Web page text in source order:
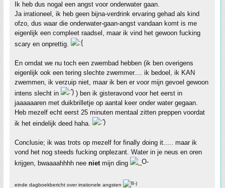
Ik heb dus nogal een angst voor onderwater gaan.
Ja irrationeel, ik heb geen bijna-verdrink ervaring gehad als kind
ofzo, dus waar die onderwater-gaan-angst vandaan komt is me
eigenlijk een compleet raadsel, maar ik vind het gewoon fucking
scary en onprettig.
En omdat we nu toch een zwembad hebben (ik ben overigens
eigenlijk ook een tering slechte zwemmer.... ik bedoel, ik KAN
zwemmen, ik verzuip niet, maar ik ben er voor mijn gevoel gewoon
intens slecht in
) ben ik gisteravond voor het eerst in
jaaaaaaren met duikbrilletje op aantal keer onder water gegaan.
Heb mezelf echt eerst 25 minuten mentaal zitten preppen voordat
ik het eindelijk deed haha.
Conclusie; ik was trots op mezelf for finally doing it..... maar ik
vond het nog steeds fucking onplezant. Water in je neus en oren
krijgen, bwaaaahhhh nee nietmijn ding
einde dagboekbericht over irrationele angsten